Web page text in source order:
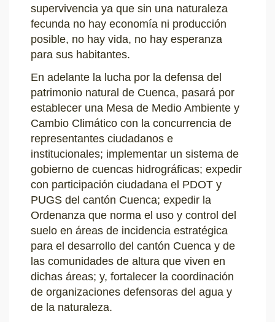
supervivencia ya que sin una naturaleza
fecunda no hay economía ni producción
posible, no hay vida, no hay esperanza
para sus habitantes.
En adelante la lucha por la defensa del
patrimonio natural de Cuenca, pasará por
establecer una Mesa de Medio Ambiente y
Cambio Climático con la concurrencia de
representantes ciudadanos e
institucionales; implementar un sistema de
gobierno de cuencas hidrográficas; expedir
con participación ciudadana el PDOT y
PUGS del cantón Cuenca; expedir la
Ordenanza que norma el uso y control del
suelo en áreas de incidencia estratégica
para el desarrollo del cantón Cuenca y de
las comunidades de altura que viven en
dichas áreas; y, fortalecer la coordinación
de organizaciones defensoras del agua y
de la naturaleza.